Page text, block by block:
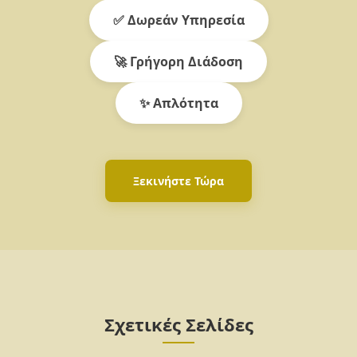
✅ Δωρεάν Υπηρεσία
🚀 Γρήγορη Διάδοση
✨ Απλότητα
Ξεκινήστε Τώρα
Σχετικές Σελίδες